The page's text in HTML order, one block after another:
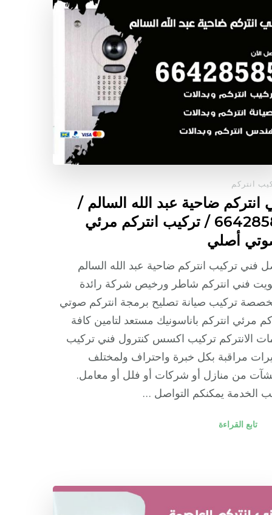
انتركم
انتركم ضاحية عبد الله السالم /
66428585 / تركيب انتركم مرئي
أصلي
فني تركيب انتركم ضاحية عبد الله السالم
فني انتركم شاطر ورخيص شركة رائدة
تركيب صيانة تصليح برمجة انتركم صوتي
مرئي انتركم باناسونيك مستعد لتامين كافة
الانتركم تركيب اكسس كنترول فني تركيب
مراقبة بكل خبرة واحتراف ولمختلف
من منازل أو شركات أو فلل أو معامل.
الخدمة يمكنكم التواصل …
تابع القراءة